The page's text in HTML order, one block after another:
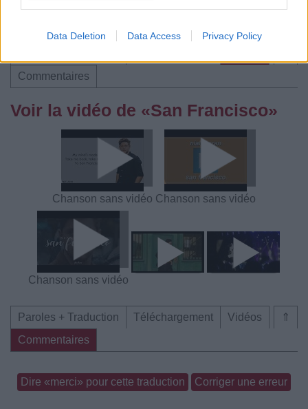
Data Deletion Data Access Privacy Policy
meilleur prix sur
Commentaires
Voir la vidéo de «San Francisco»
Chanson sans vidéo Chanson sans vidéo
Chanson sans vidéo
⇑
Paroles + Traduction Téléchargement
Vidéos
Commentaires
Dire «merci» pour cette traduction Corriger une erreur